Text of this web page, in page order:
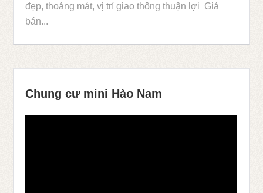
đẹp, thoáng mát, vị trí giao thông thuận lợi Giá
bán...
Chung cư mini Hào Nam